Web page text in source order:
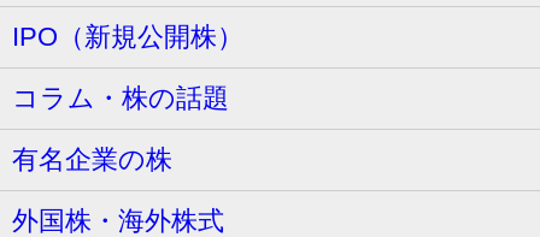
IPO（新規公開株）
コラム・株の話題
有名企業の株
外国株・海外株式